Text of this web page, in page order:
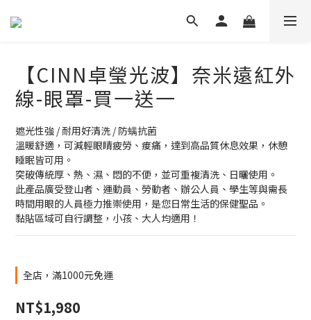
【CINN卓瑩光波】奈米遠紅外
線-眼罩-買一送一
遮光性強 / 耐用好清洗 / 防螨抗菌
溫暖舒適，可減輕眼睛疲勞、痠痛，達到高品質休息效果，休憩
睡眠皆可用。
突破傳統厚、熱、濕、悶的不便，並可重複清洗、日曬使用。
此產品廣受登山者、運動員、勞動者、辦公人員、學生等與需長
時間用眼的人員極力推崇使用，是您日常生活的保健聖品。
黏貼區域可自行調整，小孩、大人均適用！
全店，滿1000元免運
NT$1,980